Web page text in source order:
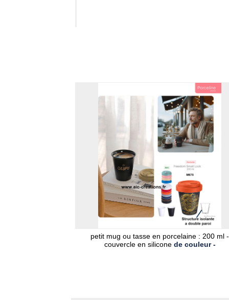
petit mug ou tasse en porcelaine : 200 ml -
couvercle en silicone de couleur -